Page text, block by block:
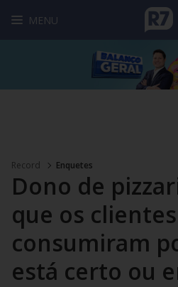
MENU
Record Enquetes
Dono de
que os clientes
consumiram
está certo ou